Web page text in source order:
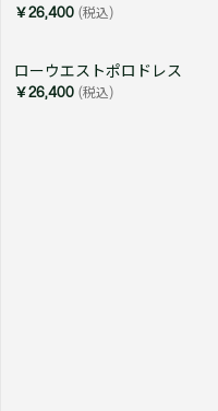
￥26,400 (税込)
ローウエストポロドレス
￥26,400 (税込)